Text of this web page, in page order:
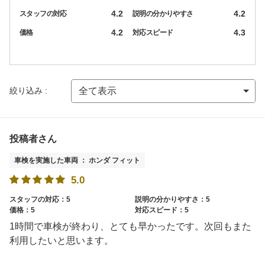
スタッフの対応 4.2 説明の分かりやすさ 4.2
価格 4.2 対応スピード 4.3
絞り込み :
投稿者さん
車検を実施した車両 ： ホンダ フィット
5.0
スタッフの対応：5
説明の分かりやすさ：5
価格：5
対応スピード：5
1時間で車検が終わり、とても早かったです。次回もまた
利用したいと思います。